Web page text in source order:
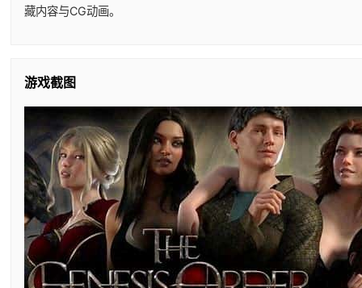
藏内容与CG动画。
游戏截图